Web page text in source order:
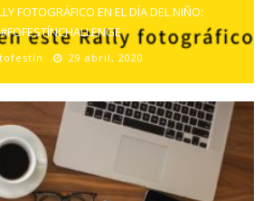
FOTOGRÁFICO EN EL DÍA DEL NIÑO:
#FOFESTÍNCHALLENGE
29 abril, 2020